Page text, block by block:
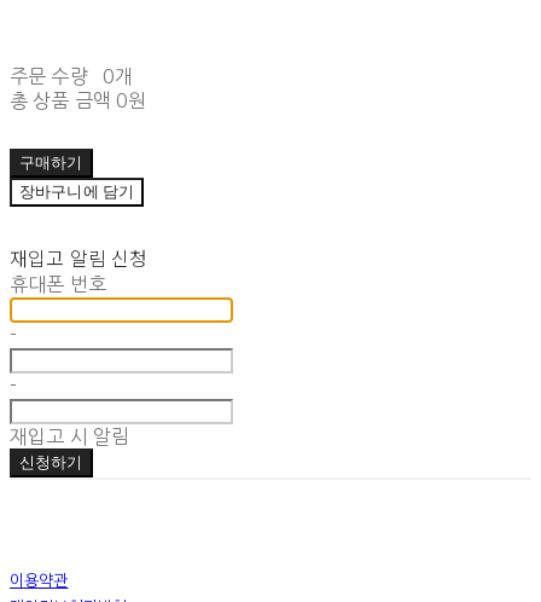
주문 수량
0개
총 상품 금액 0원
구매하기
장바구니에 담기
재입고 알림 신청
휴대폰 번호
-
-
재입고 시 알림
신청하기
이용약관